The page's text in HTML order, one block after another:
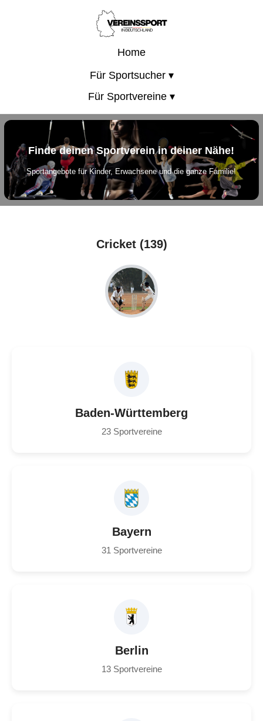
Home
Für Sportsucher ▾
Für Sportvereine ▾
Finde deinen Sportverein in deiner Nähe!
Sportangebote für Kinder, Erwachsene und die ganze Familie!
Cricket (139)
Baden-Württemberg
23 Sportvereine
Bayern
31 Sportvereine
Berlin
13 Sportvereine